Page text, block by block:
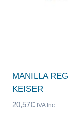
MANILLA
KEISER
20,57€ IVA Inc.